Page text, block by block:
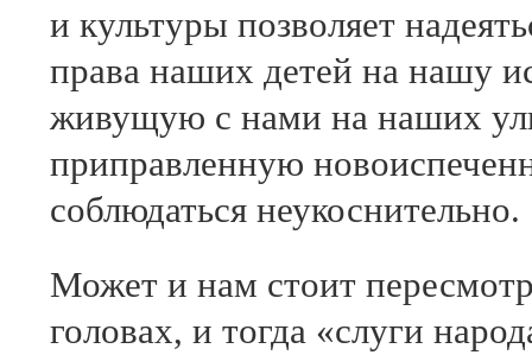
и культуры позволяет
права наших детей на нашу
живущую с нами на наших
приправленную
соблюдаться неукоснительно.
Может и нам стоит
головах, и тогда «слуги